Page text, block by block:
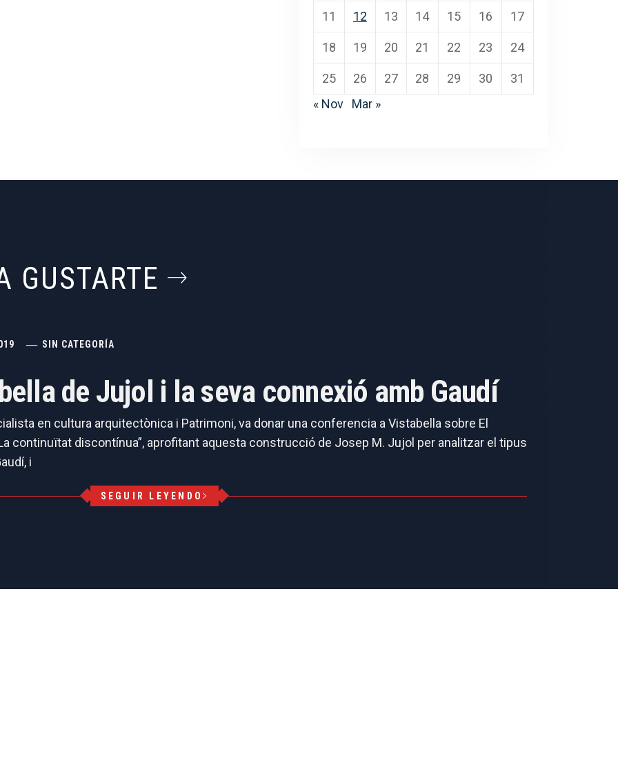
11 12 13 14 15 16 17
18 19 20 21 22 23 24
25 26 27 28 29 30
31
« Nov
Mar »
GUSTARTE
SIN CATEGORÍA
de Jujol i la seva connexió amb Gaudí
en cultura arquitectònica i Patrimoni, va donar una conferencia a Vistabella sobre El
continuïtat discontínua”, aprofitant aquesta construcció de Josep M. Jujol per analitzar el tipus
i
SEGUIR LEYENDO